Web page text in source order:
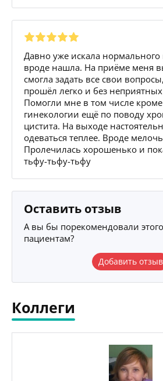
Давно уже искала нормального
вроде нашла. На приёме меня
смогла задать все свои
прошёл легко и без
Помогли мне в том числе
гинекологии ещё по поводу
цистита. На выходе
одеваться теплее. Вроде
Пролечилась хорошенько и
тьфу-тьфу-тьфу
Оставить отзыв
А вы бы порекомендовали
пациентам?
Добавить отзыв
Коллеги